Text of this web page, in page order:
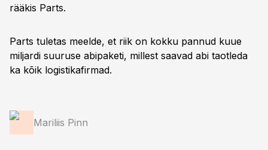
rääkis Parts.
Parts tuletas meelde, et riik on kokku pannud kuue
miljardi suuruse abipaketi, millest saavad abi taotleda
ka kõik logistikafirmad.
Mariliis Pinn